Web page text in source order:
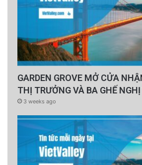
GARDEN GROVE MỞ CỬA
THỊ TRƯỞNG VÀ BA GHẾ
3 weeks ago